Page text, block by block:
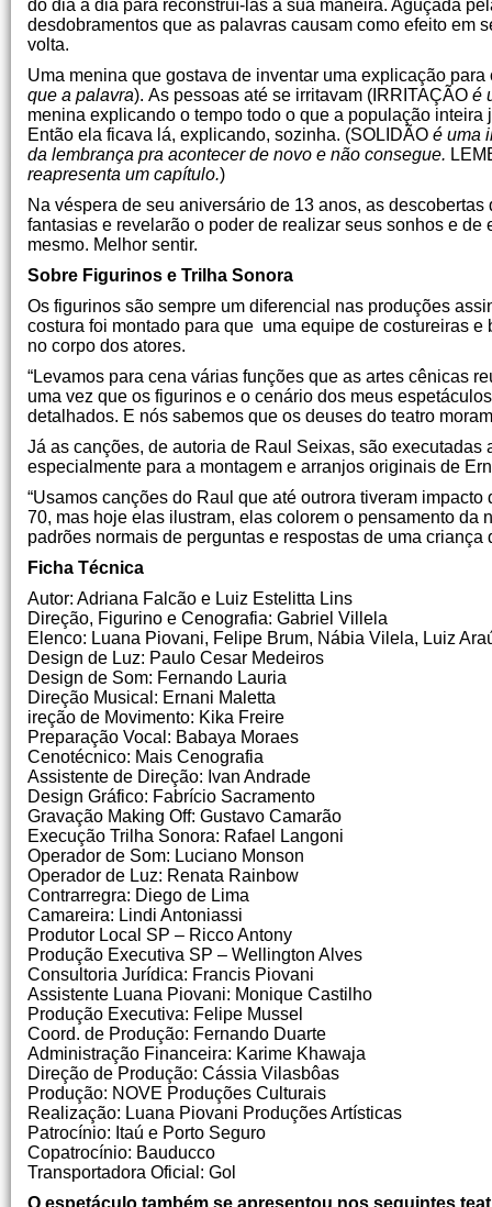
do dia a dia para reconstruí-las à sua maneira. Aguçada
desdobramentos que as palavras causam como efeito em
volta.
Uma menina que gostava de inventar uma explicação
que a palavra). As pessoas até se irritavam (IRRITAÇÃO é
menina explicando o tempo todo o que a população
Então ela ficava lá, explicando, sozinha. (SOLIDÃO é uma
da lembrança pra acontecer de novo e não consegue.
reapresenta um capítulo.)
Na véspera de seu aniversário de 13 anos, as
fantasias e revelarão o poder de realizar seus sonhos e
mesmo. Melhor sentir.
Sobre Figurinos e Trilha Sonora
Os figurinos são sempre um diferencial nas produções
costura foi montado para que uma equipe de costureiras
no corpo dos atores.
“Levamos para cena várias funções que as artes cênicas
uma vez que os figurinos e o cenário dos meus
detalhados. E nós sabemos que os deuses do teatro
Já as canções, de autoria de Raul Seixas, são
especialmente para a montagem e arranjos originais de
“Usamos canções do Raul que até outrora tiveram
70, mas hoje elas ilustram, elas colorem o pensamento
padrões normais de perguntas e respostas de uma criança
Ficha Técnica
Autor: Adriana Falcão e Luiz Estelitta Lins
Direção, Figurino e Cenografia: Gabriel Villela
Elenco: Luana Piovani, Felipe Brum, Nábia Vilela, Luiz
Design de Luz: Paulo Cesar Medeiros
Design de Som: Fernando Lauria
Direção Musical: Ernani Maletta
ireção de Movimento: Kika Freire
Preparação Vocal: Babaya Moraes
Cenotécnico: Mais Cenografia
Assistente de Direção: Ivan Andrade
Design Gráfico: Fabrício Sacramento
Gravação Making Off: Gustavo Camarão
Execução Trilha Sonora: Rafael Langoni
Operador de Som: Luciano Monson
Operador de Luz: Renata Rainbow
Contrarregra: Diego de Lima
Camareira: Lindi Antoniassi
Produtor Local SP – Ricco Antony
Produção Executiva SP – Wellington Alves
Consultoria Jurídica: Francis Piovani
Assistente Luana Piovani: Monique Castilho
Produção Executiva: Felipe Mussel
Coord. de Produção: Fernando Duarte
Administração Financeira: Karime Khawaja
Direção de Produção: Cássia Vilasbôas
Produção: NOVE Produções Culturais
Realização: Luana Piovani Produções Artísticas
Patrocínio: Itaú e Porto Seguro
Copatrocínio: Bauducco
Transportadora Oficial: Gol
O espetáculo também se apresentou nos seguintes